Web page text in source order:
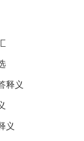
释义
义